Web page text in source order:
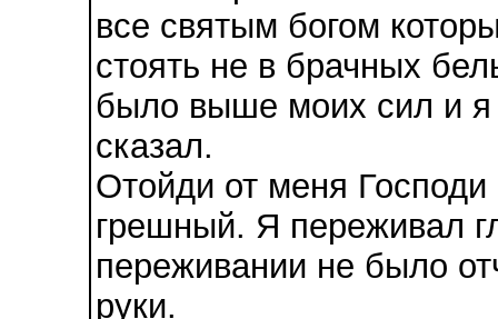
все святым богом
стоять не в брачных
было выше моих сил и я
сказал.
Отойди от меня
грешный. Я переживал
переживании не было
руки.